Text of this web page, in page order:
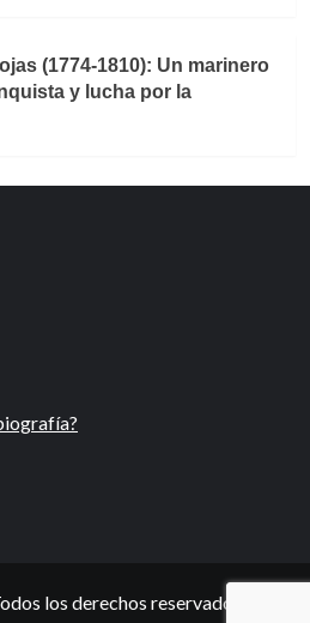
(1774-1810): Un marinero
y lucha por la
los derechos reservados.